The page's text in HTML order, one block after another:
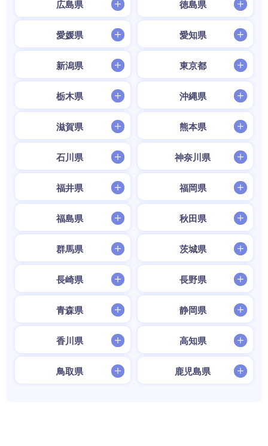
広島県 徳島県
愛媛県 愛知県
新潟県 東京都
栃木県 沖縄県
滋賀県 熊本県
石川県 神奈川県
福井県 福岡県
福島県 秋田県
群馬県 茨城県
長崎県 長野県
青森県 静岡県
香川県 高知県
鳥取県 鹿児島県